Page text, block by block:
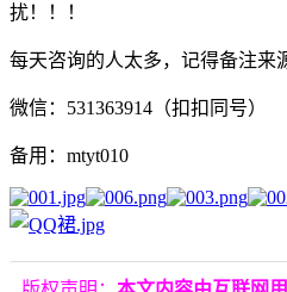
扰！！！
每天咨询的人太多，记得备注来
微信：531363914（扣扣同号）
备用：mtyt010